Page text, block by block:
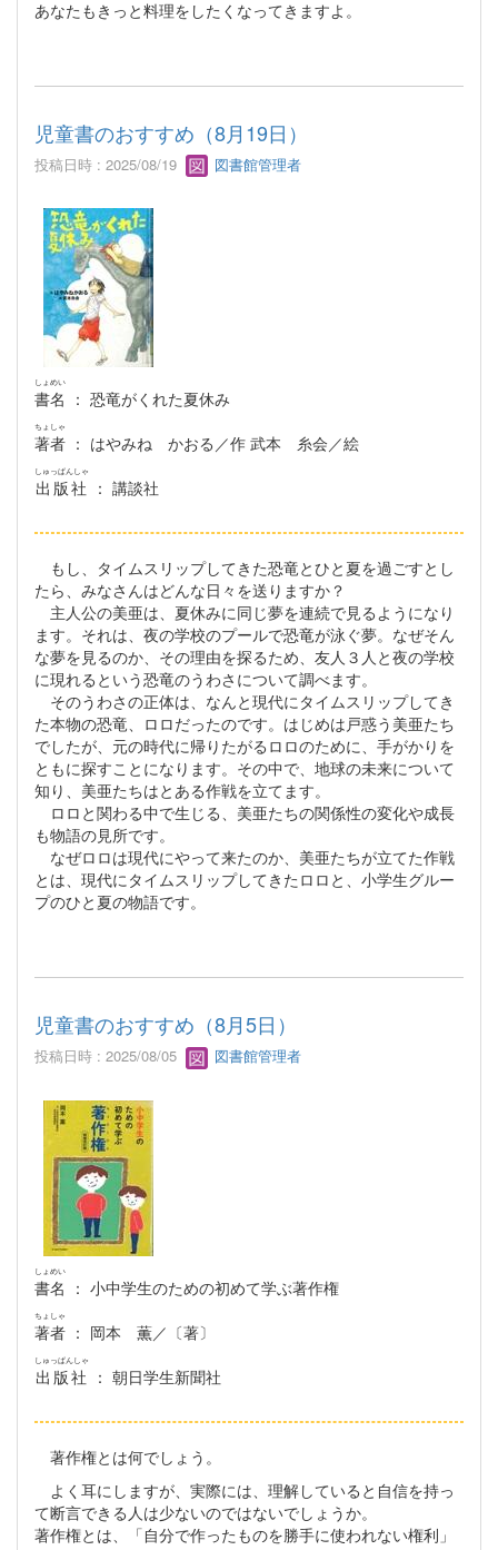
あなたもきっと料理をしたくなってきますよ。
児童書のおすすめ（8月19日）
投稿日時 : 2025/08/19 図書館管理者
書名
しょめい
： 恐竜がくれた夏休み
著者
ちょしゃ
： はやみね かおる／作 武本 糸会／絵
出版社
しゅっぱんしゃ
： 講談社
もし、タイムスリップしてきた恐竜とひと夏を過ごすとし
たら、みなさんはどんな日々を送りますか？
主人公の美亜は、夏休みに同じ夢を連続で見るようになり
ます。それは、夜の学校のプールで恐竜が泳ぐ夢。なぜそん
な夢を見るのか、その理由を探るため、友人３人と夜の学校
に現れるという恐竜のうわさについて調べます。
そのうわさの正体は、なんと現代にタイムスリップしてき
た本物の恐竜、ロロだったのです。はじめは戸惑う美亜たち
でしたが、元の時代に帰りたがるロロのために、手がかりを
ともに探すことになります。その中で、地球の未来について
知り、美亜たちはとある作戦を立てます。
ロロと関わる中で生じる、美亜たちの関係性の変化や成長
も物語の見所です。
なぜロロは現代にやって来たのか、美亜たちが立てた作戦
とは、現代にタイムスリップしてきたロロと、小学生グルー
プのひと夏の物語です。
児童書のおすすめ（8月5日）
投稿日時 : 2025/08/05 図書館管理者
書名
しょめい
： 小中学生のための初めて学ぶ著作権
著者
ちょしゃ
： 岡本 薫／〔著〕
出版社
しゅっぱんしゃ
： 朝日学生新聞社
著作権とは何でしょう。
よく耳にしますが、実際には、理解していると自信を持っ
て断言できる人は少ないのではないでしょうか。
著作権とは、「自分で作ったものを勝手に使われない権利」